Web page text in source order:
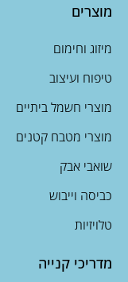
מוצרים
מיזוג וחימום
טיפוח ועיצוב
מוצרי חשמל ביתיים
מוצרי מטבח קטנים
שואבי אבק
כביסה וייבוש
טלויזיות
מדריכי קנייה